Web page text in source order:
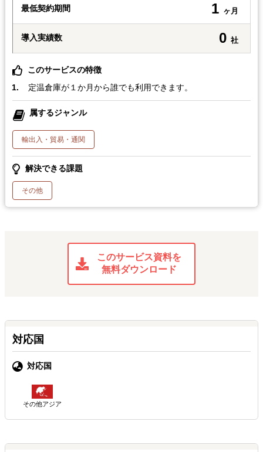
最低契約期間 1 ヶ月
導入実績数 0 社
このサービスの特徴
定温倉庫が１か月から誰でも利用できます。
属するジャンル
輸出入・貿易・通関
解決できる課題
その他
このサービス資料を
無料ダウンロード
対応国
対応国
その他アジア